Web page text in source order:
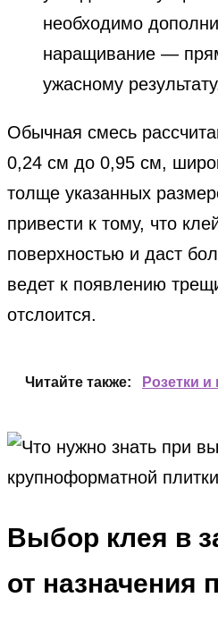
необходимо
наращивание —
ужасному
Обычная смесь
0,24 см до 0,95 см,
толще указанных
привести к тому, что
поверхностью и даст
ведет к появлению
отслоится.
Читайте также: Розетки
Выбор клея в
от назначения